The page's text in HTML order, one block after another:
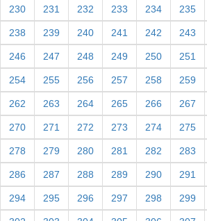
230 231 232 233 234 235
238 239 240 241 242 243
246 247 248 249 250 251
254 255 256 257 258 259
262 263 264 265 266 267
270 271 272 273 274 275
278 279 280 281 282 283
286 287 288 289 290 291
294 295 296 297 298 299